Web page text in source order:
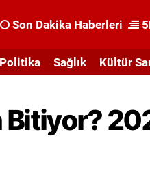
Son Dakika Haberleri
Politika Sağlık Kültür
Bitiyor?